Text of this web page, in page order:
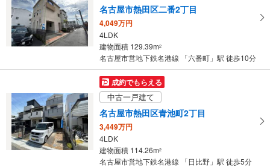
名古屋市熱田区二番2丁目
4,049万円
4LDK
建物面積 129.39m2
名古屋市営地下鉄名港線 「六番町」駅 徒歩10分
成約でもらえる
中古一戸建て
名古屋市熱田区青池町2丁目
3,449万円
4LDK
建物面積 114.26m2
名古屋市営地下鉄名港線 「日比野」駅 徒歩5分